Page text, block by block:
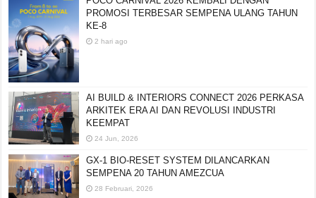
PROMOSI TERBESAR SEMPENA ULANG TAHUN
KE-8
2 hari ago
AI BUILD & INTERIORS CONNECT 2026 PERKASA
ARKITEK ERA AI DAN REVOLUSI INDUSTRI
KEEMPAT
24 Jun, 2026
GX-1 BIO-RESET SYSTEM DILANCARKAN
SEMPENA 20 TAHUN AMEZCUA
28 Februari, 2026